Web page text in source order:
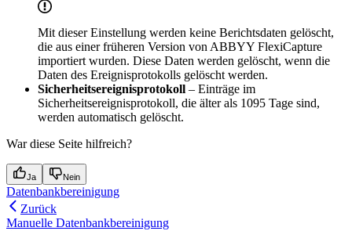
Mit dieser Einstellung werden keine Berichtsdaten gelöscht,
die aus einer früheren Version von ABBYY FlexiCapture
importiert wurden. Diese Daten werden gelöscht, wenn die
Daten des Ereignisprotokolls gelöscht werden.
Sicherheitsereignisprotokoll – Einträge im
Sicherheitsereignisprotokoll, die älter als 1095 Tage sind,
werden automatisch gelöscht.
War diese Seite hilfreich?
Ja Nein
Datenbankbereinigung
Zurück
Manuelle Datenbankbereinigung